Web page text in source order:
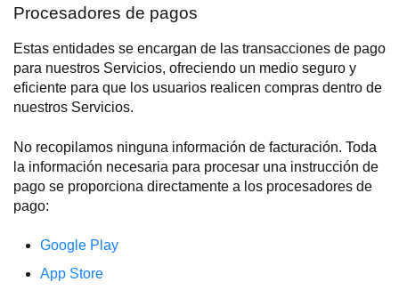
Procesadores de pagos
Estas entidades se encargan de las transacciones de pago
para nuestros Servicios, ofreciendo un medio seguro y
eficiente para que los usuarios realicen compras dentro de
nuestros Servicios.
No recopilamos ninguna información de facturación. Toda
la información necesaria para procesar una instrucción de
pago se proporciona directamente a los procesadores de
pago:
Google Play
App Store